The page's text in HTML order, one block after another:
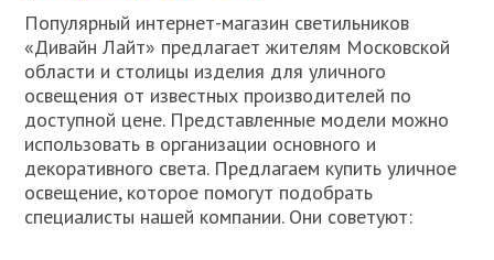
Популярный интернет-магазин светильников
«Дивайн Лайт» предлагает жителям Московской
области и столицы изделия для уличного
освещения от известных производителей по
доступной цене. Представленные модели можно
использовать в организации основного и
декоративного света. Предлагаем купить уличное
освещение, которое помогут подобрать
специалисты нашей компании. Они советуют: